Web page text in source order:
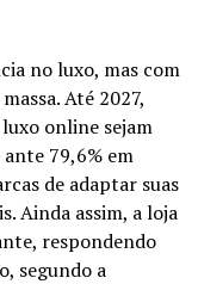
no luxo, mas com
Até 2027,
online sejam
79,6% em
de adaptar suas
Ainda assim, a loja
respondendo
segundo a